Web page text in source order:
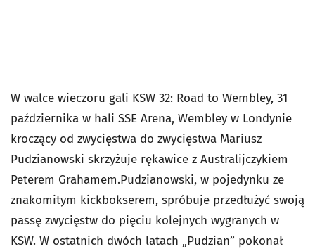
W walce wieczoru gali KSW 32: Road to Wembley, 31
października w hali SSE Arena, Wembley w Londynie
kroczący od zwycięstwa do zwycięstwa Mariusz
Pudzianowski skrzyżuje rękawice z Australijczykiem
Peterem Grahamem.Pudzianowski, w pojedynku ze
znakomitym kickbokserem, spróbuje przedłużyć swoją
passę zwycięstw do pięciu kolejnych wygranych w
KSW. W ostatnich dwóch latach „Pudzian” pokonał